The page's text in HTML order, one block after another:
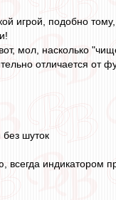
игрой, подобно
мол, насколько
отличается от
шуток
индикатором